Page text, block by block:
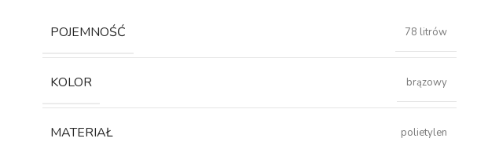
POJEMNOŚĆ 78 litrów
KOLOR brązowy
MATERIAŁ polietylen